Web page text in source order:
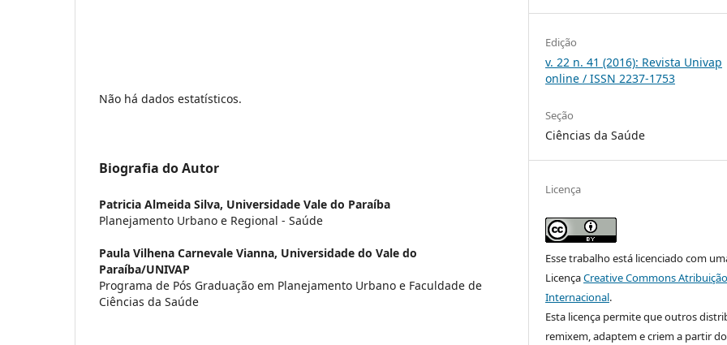
Não há dados estatísticos.
Biografia do Autor
Patricia Almeida Silva, Universidade Vale do Paraíba
Planejamento Urbano e Regional - Saúde
Paula Vilhena Carnevale Vianna, Universidade do Vale do
Paraíba/UNIVAP
Programa de Pós Graduação em Planejamento Urbano e Faculdade de
Ciências da Saúde
Edição
v. 22 n. 41 (2016): Revista Univap
online / ISSN 2237-1753
Seção
Ciências da Saúde
Licença
Esse trabalho está licenciado com
LicençaCreative Commons
Internacional.
Esta licença permite que outros
remixem, adaptem e criem a partir